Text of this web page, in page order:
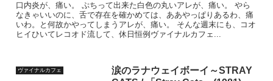
口内炎が、痛い。 ぷちって出来た白色の丸いアレが、痛い。 やら
なきゃいいのに、舌で存在を確かめては、ああやっぱりあるわ、痛
いわ。と何故かやってしまうアレが、痛い。 そんな週末にも、コオ
ヒイひいてレコオド流して、休日恒例ヴァイナルカフェ...
ヴァイナルカフェ
涙のラナウェイボーイ～STRAY